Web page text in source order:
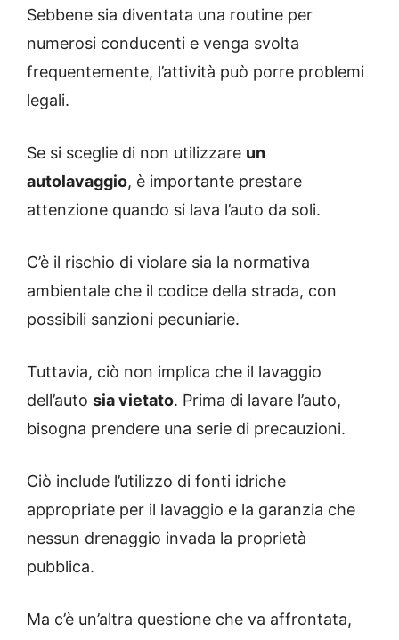
Sebbene sia diventata una routine per
numerosi conducenti e venga svolta
frequentemente, l’attività può porre problemi
legali.
Se si sceglie di non utilizzare un
autolavaggio, è importante prestare
attenzione quando si lava l’auto da soli.
C’è il rischio di violare sia la normativa
ambientale che il codice della strada, con
possibili sanzioni pecuniarie.
Tuttavia, ciò non implica che il lavaggio
dell’auto sia vietato. Prima di lavare l’auto,
bisogna prendere una serie di precauzioni.
Ciò include l’utilizzo di fonti idriche
appropriate per il lavaggio e la garanzia che
nessun drenaggio invada la proprietà
pubblica.
Ma c’è un’altra questione che va affrontata,